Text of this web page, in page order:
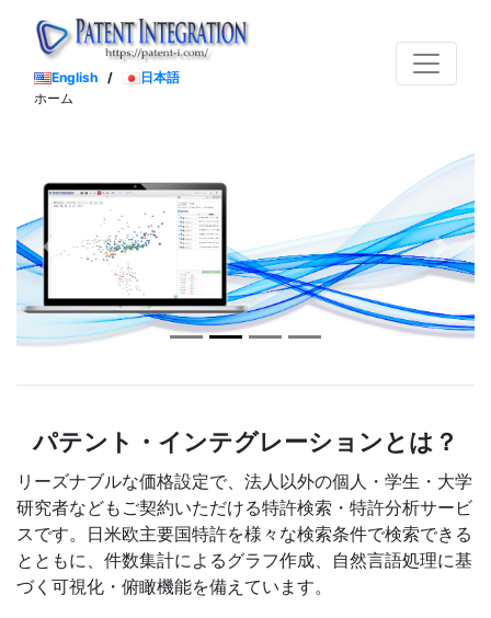
English /
日本語
ホーム
Previous Next
パテント・インテグレーションとは？
リーズナブルな価格設定で、法人以外の個人・学生・大学
研究者などもご契約いただける特許検索・特許分析サービ
スです。日米欧主要国特許を様々な検索条件で検索できる
とともに、件数集計によるグラフ作成、自然言語処理に基
づく可視化・俯瞰機能を備えています。